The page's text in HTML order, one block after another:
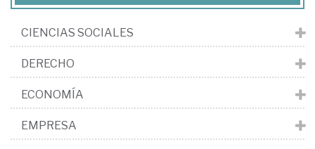
CIENCIAS SOCIALES
DERECHO
ECONOMÍA
EMPRESA